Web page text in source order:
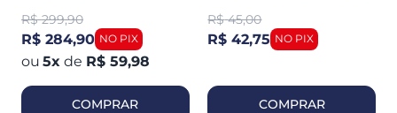
R$ 299,90
R$ 284,90
5x de R$ 59,98
COMPRAR
R$ 45,00
R$ 42,75
COMPRAR